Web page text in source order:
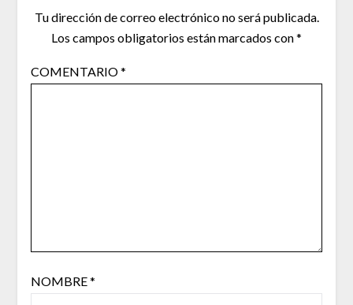
Tu dirección de correo electrónico no será publicada.
Los campos obligatorios están marcados con*
COMENTARIO*
NOMBRE*